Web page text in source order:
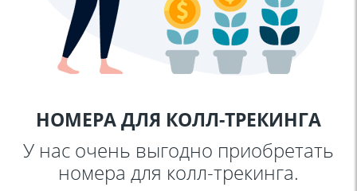
НОМЕРА ДЛЯ КОЛЛ-ТРЕКИНГА
У нас очень выгодно приобретать
номера для колл-трекинга.